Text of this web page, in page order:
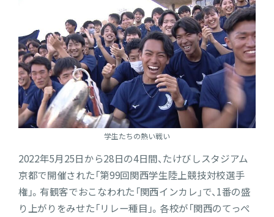
学生たちの熱い戦い
2022年5月25日から28日の4日間、たけびしスタジアム
京都で開催された「第99回関西学生陸上競技対校選手
権」。有観客でおこなわれた「関西インカレ」で、1番の盛
り上がりをみせた「リレー種目」。各校が「関西のてっぺ